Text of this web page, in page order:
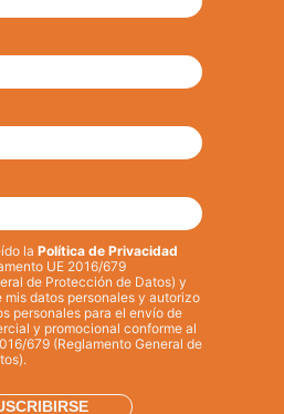
la Política de Privacidad
UE 2016/679
de Protección de Datos) y
datos personales y autorizo
personales para el envío de
y promocional conforme al
679 (Reglamento General de